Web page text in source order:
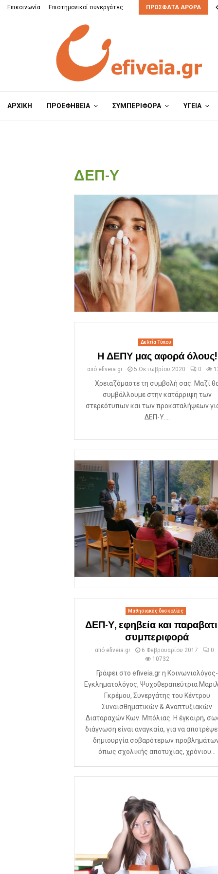
Επικοινωνία Επιστημονικοί συνεργάτες ΠΡΌΣΦΑΤΑ ΆΡΘΡΑ
να τη διαχειριστούν;
ΑΡΧΙΚΗ ΠΡΟΕΦΗΒΕΙΑ ΣΥΜΠΕΡΙΦΟΡΑ ΥΓΕΙΑ
ΔΕΠ-Υ
Δελτία Τύπου
Η ΔΕΠΥ μας αφορά όλους!
από efiveia.gr 5 Οκτωβρίου 2020 0
Χρειαζόμαστε τη συμβολή σας. Μαζί
συμβάλλουμε στην κατάρριψη των
στερεότυπων και των προκαταλήψεων
ΔΕΠ-Υ....
Μαθησιακές δυσκολίες
ΔΕΠ-Υ, εφηβεία και
συμπεριφορά
από efiveia.gr 6 Φεβρουαρίου 2017
0
10732
Γράφει στο efiveia.gr η Κοινωνιολόγος-
Εγκληματολόγος, Ψυχοθεραπεύτρια
Γκρέμου, Συνεργάτης του Κέντρου
Συναισθηματικών & Αναπτυξιακών
Διαταραχών Κων. Μπόλιας. Η έγκαιρη,
διάγνωση είναι αναγκαία, για να
δημιουργία σοβαρότερων
όπως σχολικής αποτυχίας, χρόνιου...